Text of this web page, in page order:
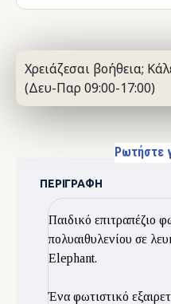
Χρειάζεσαι βοήθεια;
(Δευ-Παρ 09:00-17:00)
Ρωτήστε
ΠΕΡΙΓΡΑΦΉ
Παιδικό επιτραπέζιο
πολυαιθυλενίου σε
Elephant.
Ένα φωτιστικό